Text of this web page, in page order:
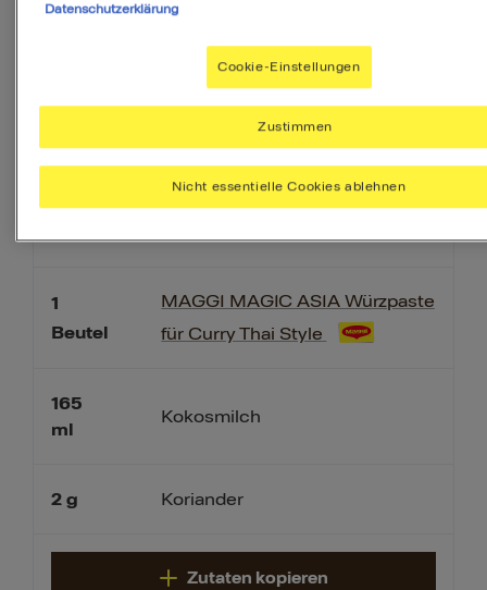
60 g
1
Beutel
165
ml
2 g
rote Paprikaschoten
Zuckerschoten
Frühlingszwiebeln
MAGGI MAGIC ASIA Würzpaste
für Curry Thai Style
Kokosmilch
Koriander
Zutaten kopieren
Datenschutzerklärung
Cookie-Einstellungen
Nicht essentielle Cookies ablehnen
Zustimmen